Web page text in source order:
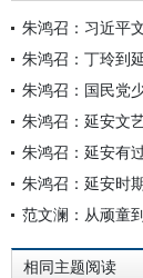
朱鸿召：习近平
朱鸿召：丁玲到
朱鸿召：国民党
朱鸿召：延安文
朱鸿召：延安有
朱鸿召：延安时
范文澜：从顽童
相同主题阅读